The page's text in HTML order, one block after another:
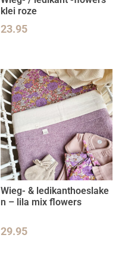
klei roze
23.95
Wieg- & ledikanthoeslake
n – lila mix flowers
29.95